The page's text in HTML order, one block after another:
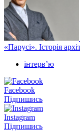
«Парусі». Історія
інтервʼю
Facebook
Підпишись
Instagram
Підпишись